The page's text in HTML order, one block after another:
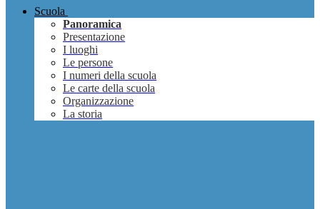
Scuola
Panoramica
Presentazione
I luoghi
Le persone
I numeri della scuola
Le carte della scuola
Organizzazione
La storia